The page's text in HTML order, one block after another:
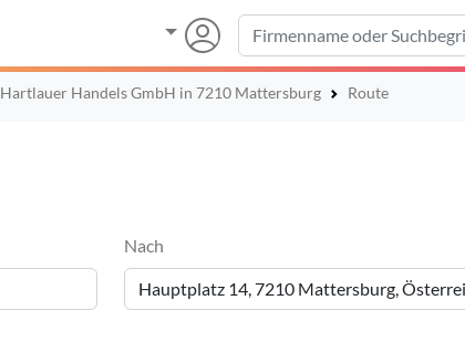
Hartlauer Handels GmbH in 7210 Mattersburg Route
Nach